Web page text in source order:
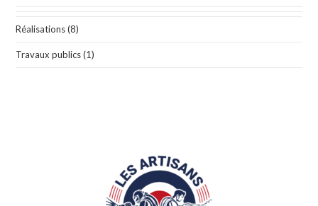
Réalisations (8)
Travaux publics (1)